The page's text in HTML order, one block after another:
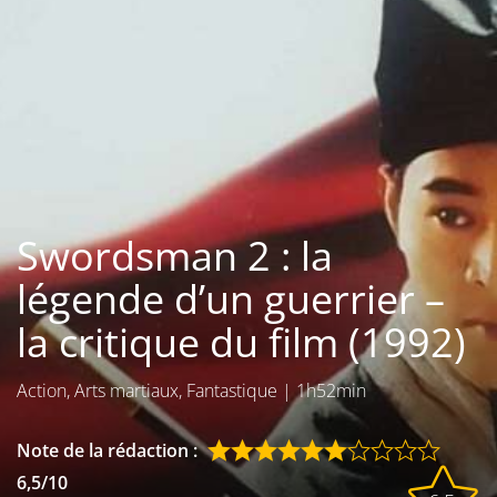
interdits
Les Dossiers
Les disparus
Les acteurs
Les actrices
Les réalisateurs
Swordsman 2 : la
légende d’un guerrier –
la critique du film (1992)
Action, Arts martiaux, Fantastique | 1h52min
Note de la rédaction :
6,5/10